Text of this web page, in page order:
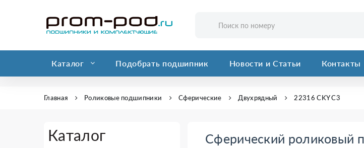
Каталог Подобрать подшипник Новости и Статьи Контакты
Главная Роликовые подшипники Сферические Двухрядный 22316 CKY C3
Каталог Сферический роликовый